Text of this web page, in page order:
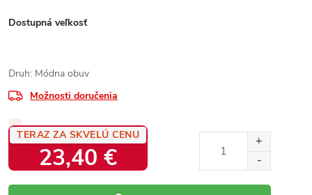
Dostupná veľkosť
Druh: Módna obuv
Možnosti doručenia
TERAZ ZA SKVELÚ CENU
23,40 €